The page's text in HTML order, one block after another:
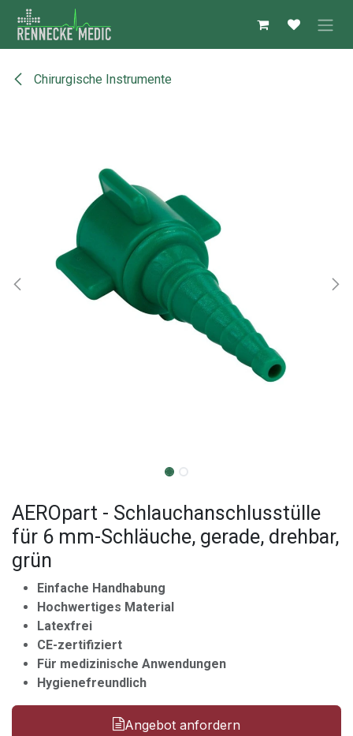
Zum Inhalt springen
Chirurgische Instrumente
AEROpart - Schlauchanschlusstülle
für 6 mm-Schläuche, gerade, drehbar,
grün
Einfache Handhabung
Hochwertiges Material
Latexfrei
CE-zertifiziert
Für medizinische Anwendungen
Hygienefreundlich
Angebot anfordern